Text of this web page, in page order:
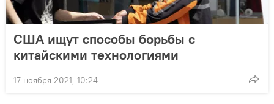
США ищут способы борьбы с
китайскими технологиями
17 ноября 2021, 10:24